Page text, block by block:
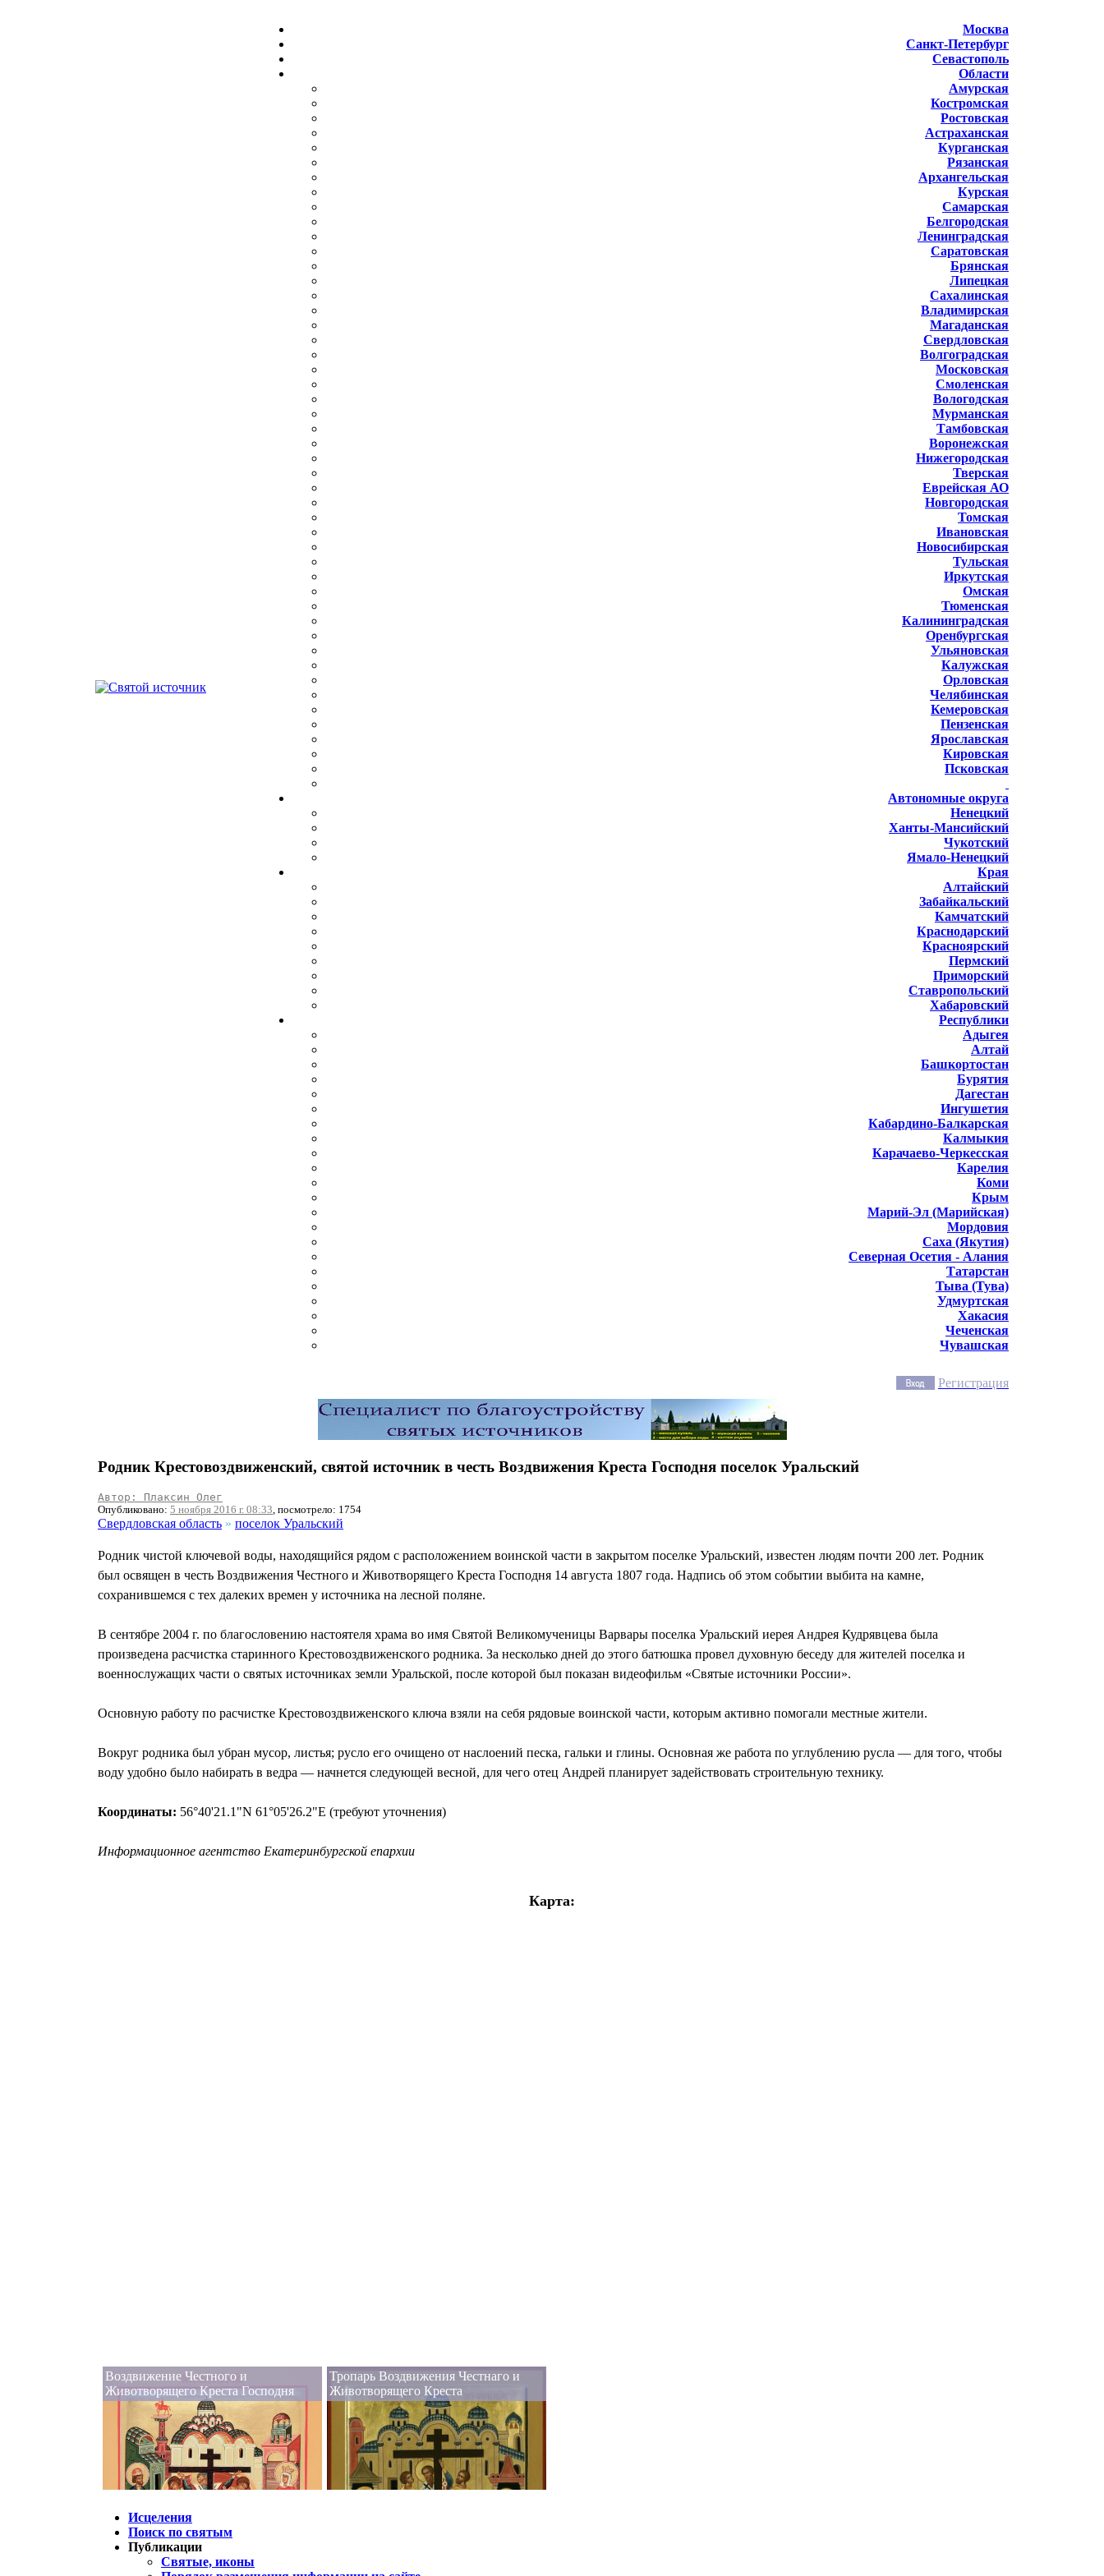
Москва
Санкт-Петербург
Севастополь
Области
Амурская
Костромская
Ростовская
Астраханская
Курганская
Рязанская
Архангельская
Курская
Самарская
Белгородская
Ленинградская
Саратовская
Брянская
Липецкая
Сахалинская
Владимирская
Магаданская
Свердловская
Волгоградская
Московская
Смоленская
Вологодская
Мурманская
Тамбовская
Воронежская
Нижегородская
Тверская
Еврейская АО
Новгородская
Томская
Ивановская
Новосибирская
Тульская
Иркутская
Омская
Тюменская
Калининградская
Оренбургская
Ульяновская
Калужская
Орловская
Челябинская
Кемеровская
Пензенская
Ярославская
Кировская
Псковская
Автономные округа
Ненецкий
Ханты-Мансийский
Чукотский
Ямало-Ненецкий
Края
Алтайский
Забайкальский
Камчатский
Краснодарский
Красноярский
Пермский
Приморский
Ставропольский
Хабаровский
Республики
Адыгея
Алтай
Башкортостан
Бурятия
Дагестан
Ингушетия
Кабардино-Балкарская
Калмыкия
Карачаево-Черкесская
Карелия
Коми
Крым
Марий-Эл (Марийская)
Мордовия
Саха (Якутия)
Северная Осетия - Алания
Татарстан
Тыва (Тува)
Удмуртская
Хакасия
Чеченская
Чувашская
Регистрация
Родник Крестовоздвиженский, святой источник в честь Воздвижения Креста Господня поселок Уральский
Автор: Плаксин Олег
Опубликовано: 5 ноября 2016 г. 08:33, посмотрело: 1754
Свердловская область » поселок Уральский
Родник чистой ключевой воды, находящийся рядом с расположением воинской части в закрытом поселке Уральский, известен людям почти 200 лет. Родник
был освящен в честь Воздвижения Честного и Животворящего Креста Господня 14 августа 1807 года. Надпись об этом событии выбита на камне,
сохранившемся с тех далеких времен у источника на лесной поляне.
В сентябре 2004 г. по благословению настоятеля храма во имя Святой Великомученицы Варвары поселка Уральский иерея Андрея Кудрявцева была
произведена расчистка старинного Крестовоздвиженского родника. За несколько дней до этого батюшка провел духовную беседу для жителей поселка и
военнослужащих части о святых источниках земли Уральской, после которой был показан видеофильм «Святые источники России».
Основную работу по расчистке Крестовоздвиженского ключа взяли на себя рядовые воинской части, которым активно помогали местные жители.
Вокруг родника был убран мусор, листья; русло его очищено от наслоений песка, гальки и глины. Основная же работа по углублению русла — для того, чтобы
воду удобно было набирать в ведра — начнется следующей весной, для чего отец Андрей планирует задействовать строительную технику.
Координаты: 56°40'21.1"N 61°05'26.2"E (требуют уточнения)
Информационное агентство Екатеринбургской епархии
Карта:
Воздвижение Честного и
Животворящего Креста Господня
Тропарь Воздвижения Честнаго и
Животворящего Креста
Исцеления
Поиск по святым
Публикации
Святые, иконы